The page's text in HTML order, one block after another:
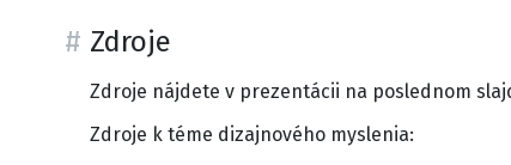
Zdroje
Zdroje nájdete v prezentácii na poslednom
Zdroje k téme dizajnového myslenia: